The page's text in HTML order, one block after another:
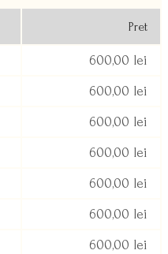
Pret
600,00 lei
600,00 lei
600,00 lei
600,00 lei
600,00 lei
600,00 lei
600,00 lei